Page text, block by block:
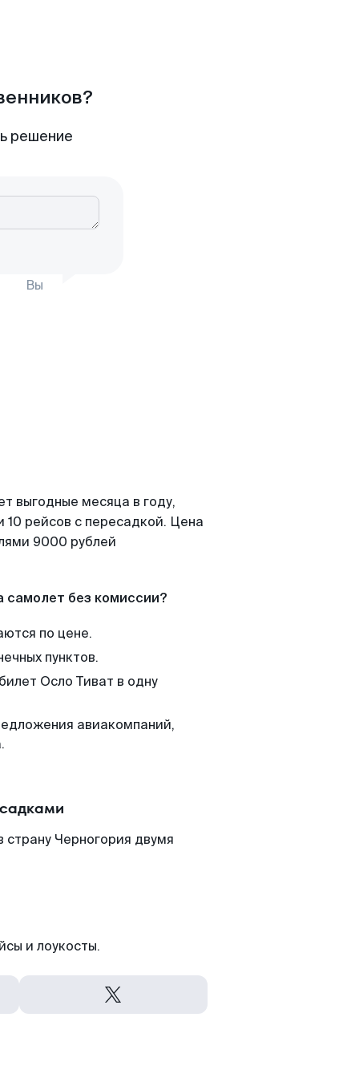
решение
Вы
выгодные месяца в году,
рейсов с пересадкой. Цена
9000 рублей
самолет без комиссии?
по цене.
пунктов.
Осло Тиват в одну
авиакомпаний,
Черногория двумя
и лоукосты.